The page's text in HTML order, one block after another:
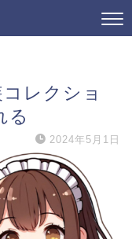
レクショ
る
2024年5月1日